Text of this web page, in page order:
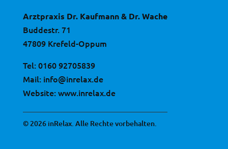
Arztpraxis Dr. Kaufmann & Dr. Wache
Buddestr. 71
47809 Krefeld-Oppum
Tel:0160 92705839
Mail: info@inrelax.de
Website:www.inrelax.de
© 2026 inRelax. Alle Rechte vorbehalten.